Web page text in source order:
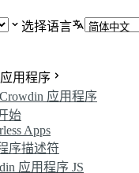
选择语言
用程序
应用程序
始
Apps
序描述符
应用程序 JS